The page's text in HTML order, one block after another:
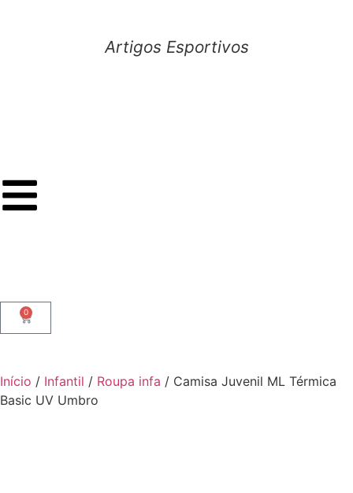
Artigos Esportivos
0
Início / Infantil / Roupa infa / Camisa Juvenil ML Térmica
Basic UV Umbro